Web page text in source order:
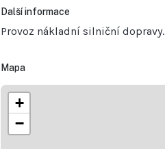
Další informace
Provoz nákladní silniční dopravy.
Mapa
+
−